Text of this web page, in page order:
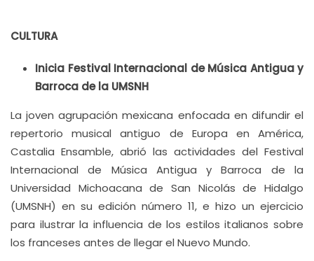
CULTURA
Inicia Festival Internacional de Música Antigua y
Barroca de la UMSNH
La joven agrupación mexicana enfocada en difundir el
repertorio musical antiguo de Europa en América,
Castalia Ensamble, abrió las actividades del Festival
Internacional de Música Antigua y Barroca de la
Universidad Michoacana de San Nicolás de Hidalgo
(UMSNH) en su edición número 11, e hizo un ejercicio
para ilustrar la influencia de los estilos italianos sobre
los franceses antes de llegar el Nuevo Mundo.